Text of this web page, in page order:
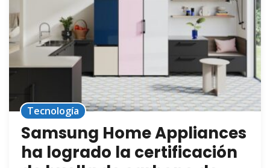
Tecnología
Samsung Home Appliances
ha logrado la certificación